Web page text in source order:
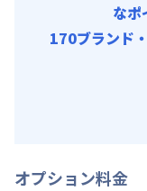
なポ
170ブランド
オプション料金